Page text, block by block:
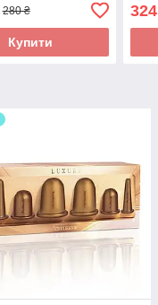
280 ₴
Купити
324